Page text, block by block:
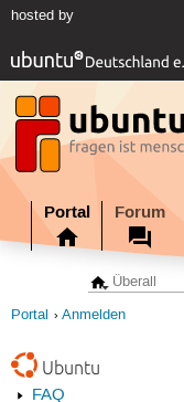
hosted by
Portal Forum
Portal Anmelden
Ubuntu
FAQ